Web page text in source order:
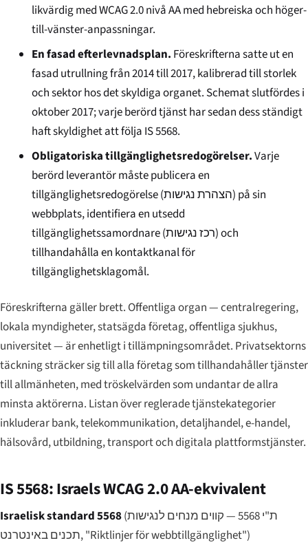
likvärdig med WCAG 2.0 nivå AA med hebreiska och höger-
till-vänster-anpassningar.
En fasad efterlevnadsplan. Föreskrifterna satte ut en
fasad utrullning från 2014 till 2017, kalibrerad till storlek
och sektor hos det skyldiga organet. Schemat slutfördes i
oktober 2017; varje berörd tjänst har sedan dess ständigt
haft skyldighet att följa IS 5568.
Obligatoriska tillgänglighetsredogörelser.Varje
berörd leverantör måste publicera en
tillgänglighetsredogörelse (הצהרת נגישות) på sin
webbplats, identifiera en utsedd
tillgänglighetssamordnare (רכז נגישות) och
tillhandahålla en kontaktkanal för
tillgänglighetsklagomål.
Föreskrifterna gäller brett. Offentliga organ — centralregering,
lokala myndigheter, statsägda företag, offentliga sjukhus,
universitet — är enhetligt i tillämpningsområdet. Privatsektorns
täckning sträcker sig till alla företag som tillhandahåller tjänster
till allmänheten, med tröskelvärden som undantar de allra
minsta aktörerna. Listan över reglerade tjänstekategorier
inkluderar bank, telekommunikation, detaljhandel, e-handel,
hälsovård, utbildning, transport och digitala plattformstjänster.
IS 5568: Israels WCAG 2.0 AA-ekvivalent
Israelisk standard 5568(ת"י 5568 — קווים מנחים לנגישות
תכנים באינטרנט, "Riktlinjer för webbtillgänglighet")